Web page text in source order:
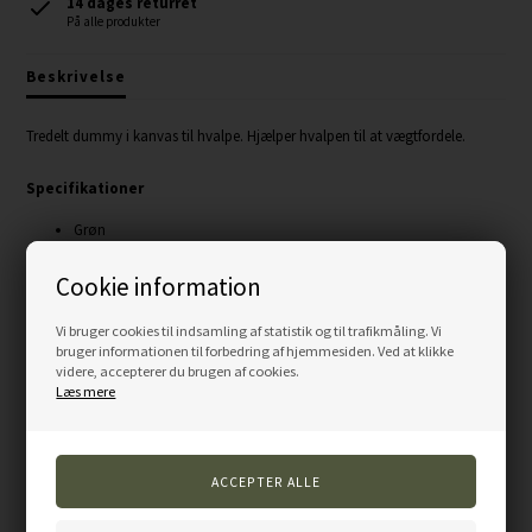
Cookie information
Vi bruger cookies til indsamling af statistik og til trafikmåling. Vi
bruger informationen til forbedring af hjemmesiden. Ved at klikke
videre, accepterer du brugen af cookies.
Læs mere
På alle produkter
Beskrivelse
Tredelt dummy i kanvas til hvalpe. Hjælper hvalpen til at vægtfordele.
Specifikationer
Grøn
Varenummer:3PIECE-S